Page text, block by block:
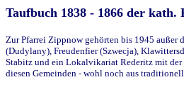
Taufbuch 1838 - 1866 der
Zur Pfarrei Zippnow gehörten bis 1945 außer
(Dudylany), Freudenfier (Szwecja),
Stabitz und ein Lokalvikariat Rederitz mit der
diesen Gemeinden - wohl noch aus